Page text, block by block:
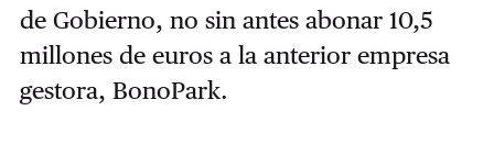
de Gobierno, no sin antes abonar 10,5
millones de euros a la anterior empresa
gestora, BonoPark.